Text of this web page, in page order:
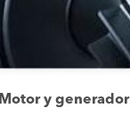
Motor y generador